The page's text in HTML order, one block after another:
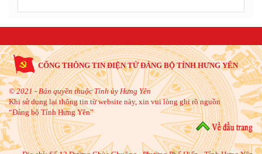
CỔNG THÔNG TIN ĐIỆN TỬ ĐẢNG BỘ TỈNH HƯNG YÊN
© 2021 - Bản quyền thuộc Tỉnh ủy Hưng Yên
Khi sử dụng lại thông tin từ website này, xin vui lòng ghi rõ nguồn
“Đảng bộ Tỉnh Hưng Yên”